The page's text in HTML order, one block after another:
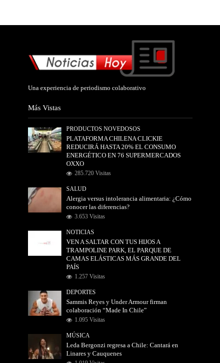
Una experiencia de periodismo colaborativo
Más Vistas
PRODUCTOS NOVEDOSOS
PLATAFORMA CHILENA CLICKIE
REDUCIRÁ HASTA 20% EL CONSUMO
ENERGÉTICO EN 76 SUPERMERCADOS
OXXO
285.720 Visitas
SALUD
Alergia versus intolerancia alimentaria: ¿Cómo
conocer las diferencias?
3.653 Visitas
NOTICIAS
VEN A SALTAR CON TUS HIJOS A
TRAMPOLINE PARK, EL PARQUE DE
CAMAS ELÁSTICAS MÁS GRANDE DEL
PAÍS
1.257 Visitas
DEPORTES
Sammis Reyes y Under Armour firman
colaboración “Made In Chile”
1.095 Visitas
MÚSICA
Leda Bergonzi regresa a Chile: Cantará en
Linares y Cauquenes